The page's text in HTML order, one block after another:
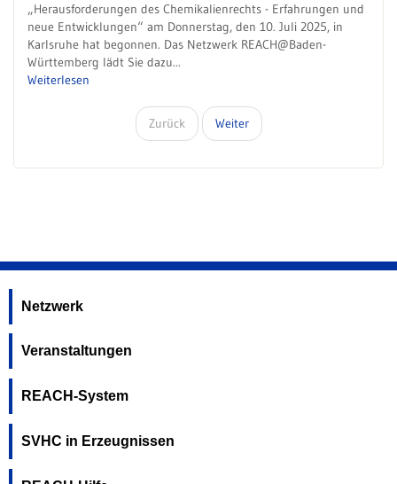
„Herausforderungen des Chemikalienrechts - Erfahrungen und
neue Entwicklungen“ am Donnerstag, den 10. Juli 2025, in
Karlsruhe hat begonnen. Das Netzwerk REACH@Baden-
Württemberg lädt Sie dazu...
Weiterlesen
Zurück Weiter
Netzwerk
Veranstaltungen
REACH-System
SVHC in Erzeugnissen